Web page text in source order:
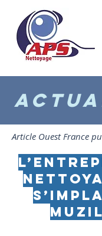
Article Ouest France